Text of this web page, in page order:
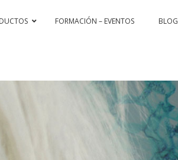
BLEACHING AND CORRECTIONS
FORMACIÓN – EVENTOS BLOG